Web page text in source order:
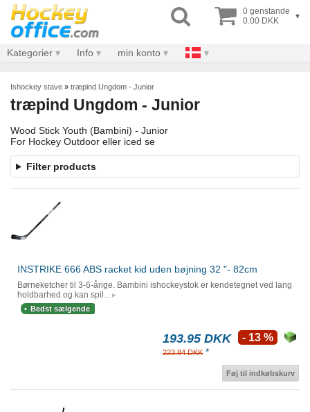
0 genstande
0.00 DKK
▾
Kategorier Info min konto
Ishockey stave » træpind Ungdom - Junior
træpind Ungdom - Junior
Wood Stick Youth (Bambini) - Junior
For Hockey Outdoor eller iced se
Filter products
INSTRIKE 666 ABS racket kid uden bøjning 32 "- 82cm
Børneketcher til 3-6-årige. Bambini ishockeystok er kendetegnet ved lang
holdbarhed og kan spil...
Bedst sælgende
193.95 DKK
223.84 DKK *
- 13 %
Føj til indkøbskurv